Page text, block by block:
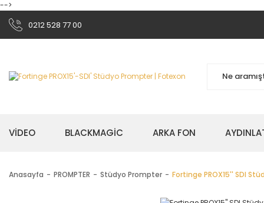
-->
0212 528 77 00
VİDEO BLACKMAGİC ARKA FON
Anasayfa PROMPTER Stüdyo Prompter Fortinge PROX15'' SDI